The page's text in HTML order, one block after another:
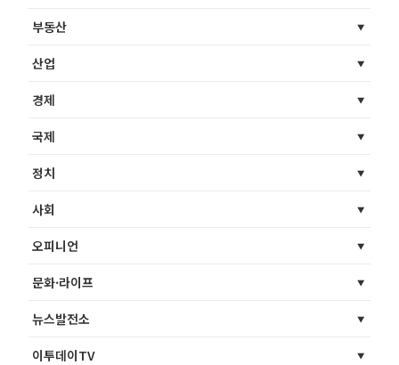
부동산
산업
경제
국제
정치
사회
오피니언
문화·라이프
뉴스발전소
이투데이TV